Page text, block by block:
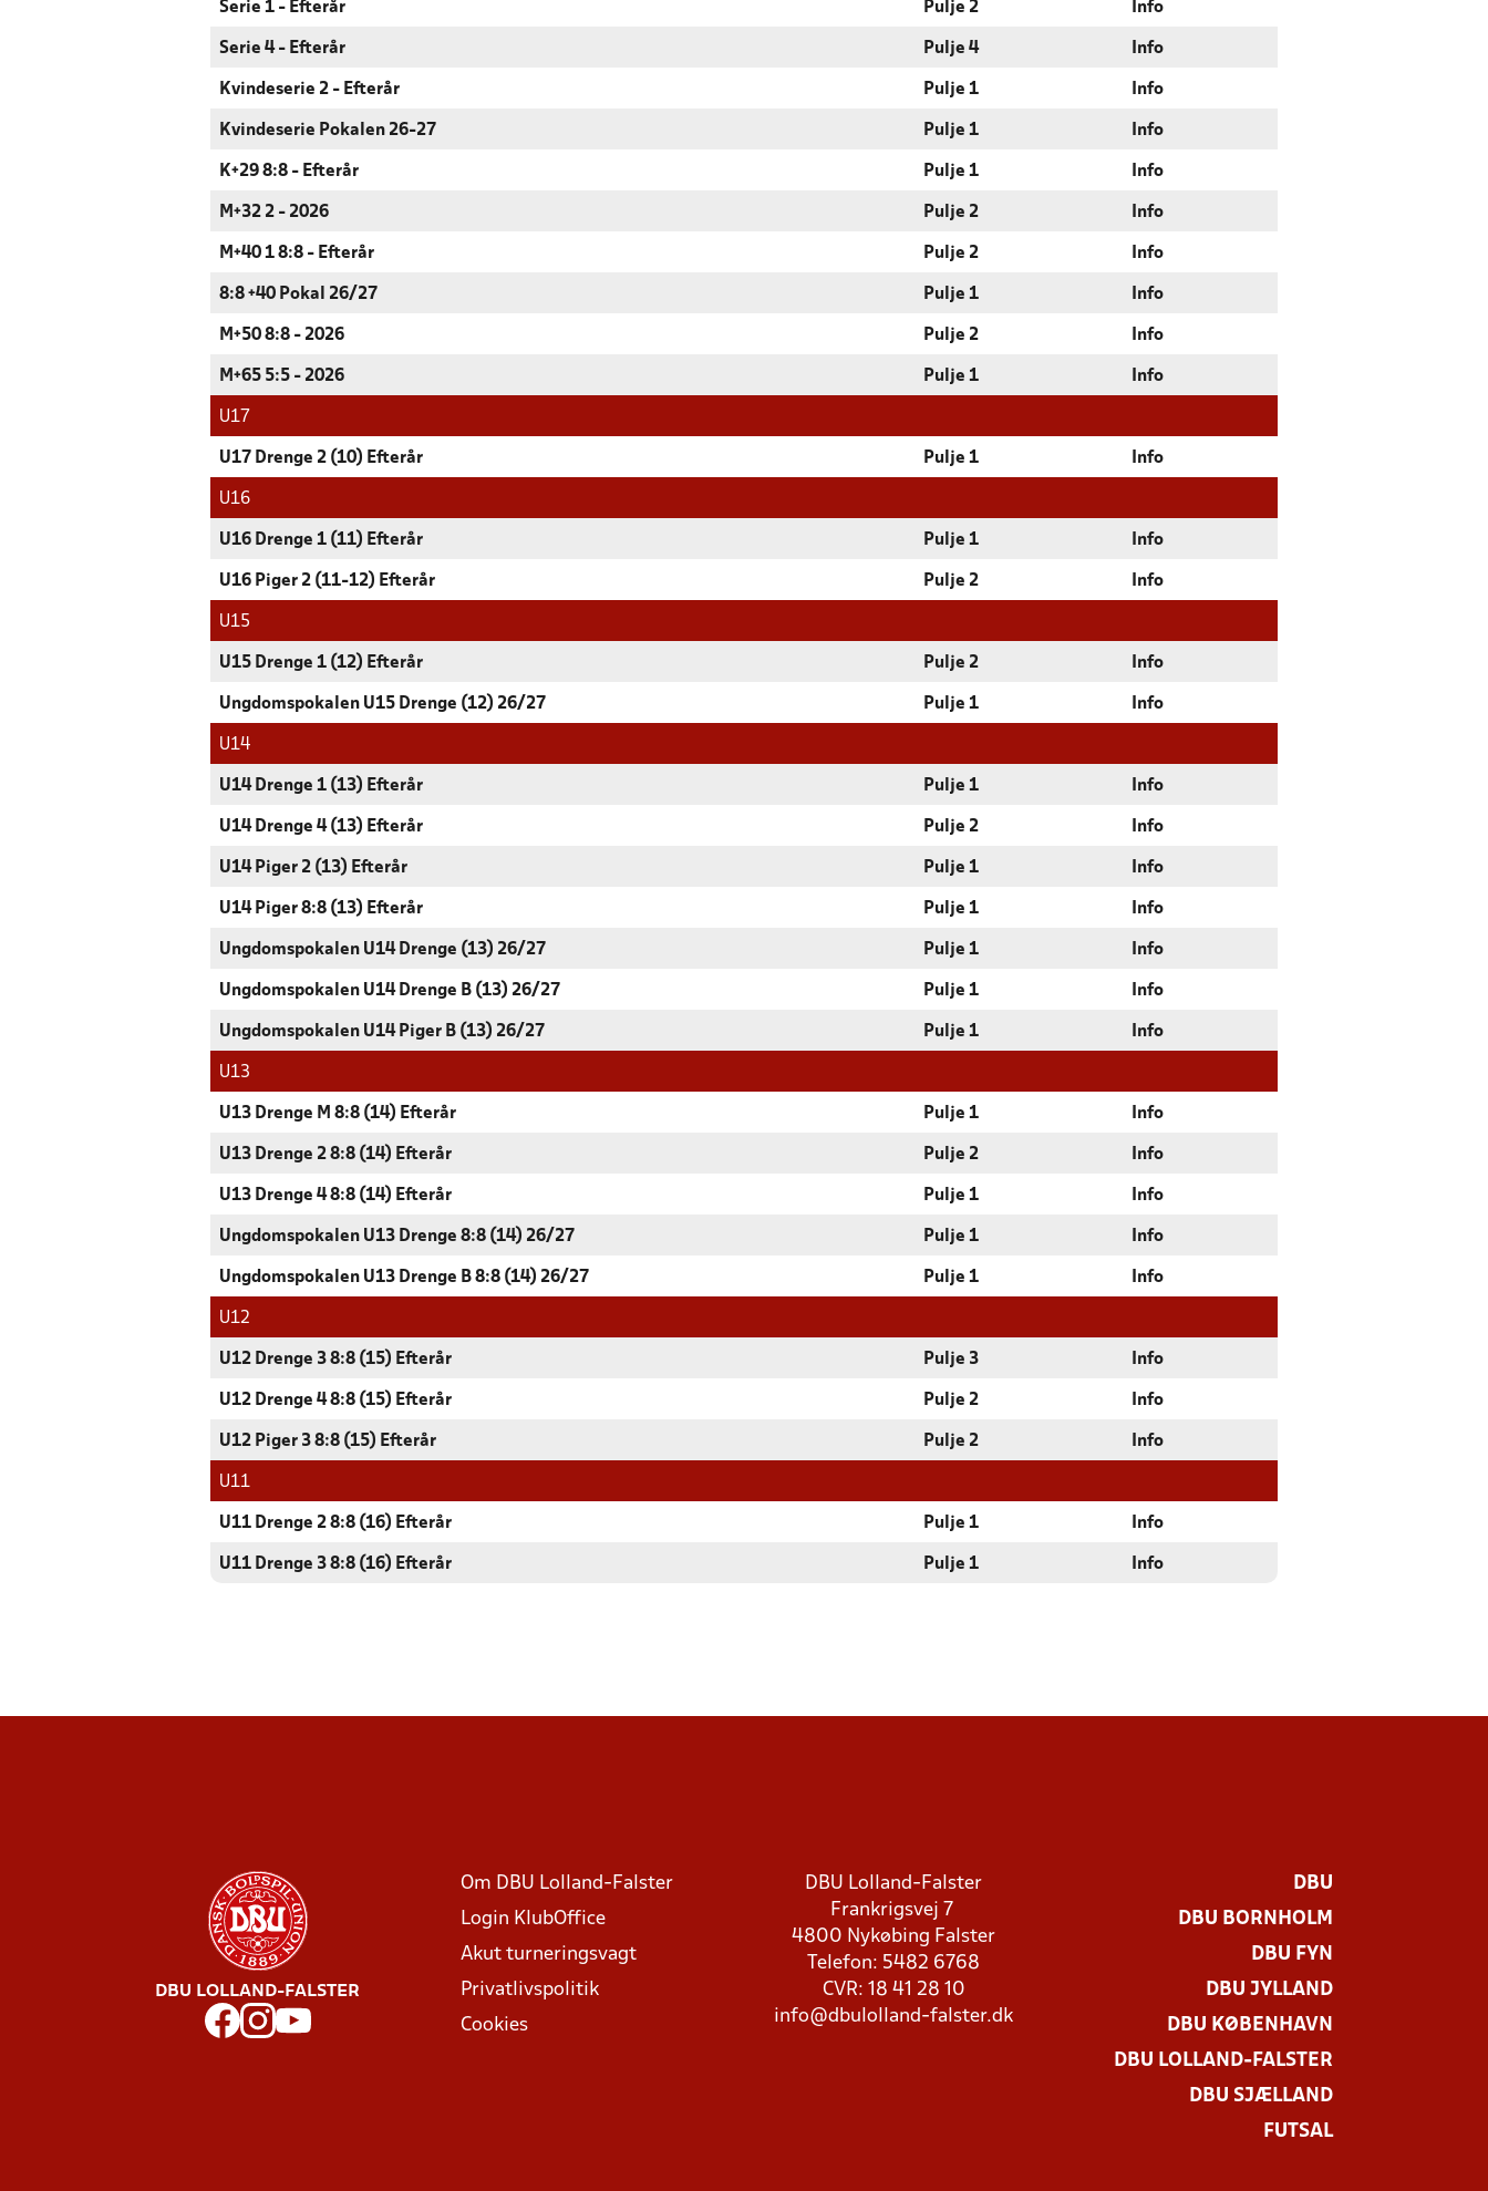
Serie 1 - Efterår Pulje 2 Info
Serie 4 - Efterår Pulje 4 Info
Kvindeserie 2 - Efterår Pulje 1 Info
Kvindeserie Pokalen 26-27 Pulje 1 Info
K+29 8:8 - Efterår Pulje 1 Info
M+32 2 - 2026 Pulje 2 Info
M+40 1 8:8 - Efterår Pulje 2 Info
8:8 +40 Pokal 26/27 Pulje 1 Info
M+50 8:8 - 2026 Pulje 2 Info
M+65 5:5 - 2026 Pulje 1 Info
U17
U17 Drenge 2 (10) Efterår Pulje 1 Info
U16
U16 Drenge 1 (11) Efterår Pulje 1 Info
U16 Piger 2 (11-12) Efterår Pulje 2 Info
U15
U15 Drenge 1 (12) Efterår Pulje 2 Info
Ungdomspokalen U15 Drenge (12) 26/27 Pulje 1 Info
U14
U14 Drenge 1 (13) Efterår Pulje 1 Info
U14 Drenge 4 (13) Efterår Pulje 2 Info
U14 Piger 2 (13) Efterår Pulje 1 Info
U14 Piger 8:8 (13) Efterår Pulje 1 Info
Ungdomspokalen U14 Drenge (13) 26/27 Pulje 1 Info
Ungdomspokalen U14 Drenge B (13) 26/27 Pulje 1 Info
Ungdomspokalen U14 Piger B (13) 26/27 Pulje 1 Info
U13
U13 Drenge M 8:8 (14) Efterår Pulje 1 Info
U13 Drenge 2 8:8 (14) Efterår Pulje 2 Info
U13 Drenge 4 8:8 (14) Efterår Pulje 1 Info
Ungdomspokalen U13 Drenge 8:8 (14) 26/27 Pulje 1 Info
Ungdomspokalen U13 Drenge B 8:8 (14) 26/27 Pulje 1 Info
U12
U12 Drenge 3 8:8 (15) Efterår Pulje 3 Info
U12 Drenge 4 8:8 (15) Efterår Pulje 2 Info
U12 Piger 3 8:8 (15) Efterår Pulje 2 Info
U11
U11 Drenge 2 8:8 (16) Efterår Pulje 1 Info
U11 Drenge 3 8:8 (16) Efterår Pulje 1 Info
DBU LOLLAND-FALSTER
Om DBU Lolland-Falster
Login KlubOffice
Akut turneringsvagt
Privatlivspolitik
Cookies
DBU Lolland-Falster
Frankrigsvej 7
4800 Nykøbing Falster
Telefon: 5482 6768
CVR: 18 41 28 10
info@dbulolland-falster.dk
DBU
DBU BORNHOLM
DBU FYN
DBU JYLLAND
DBU KØBENHAVN
DBU LOLLAND-FALSTER
DBU SJÆLLAND
FUTSAL